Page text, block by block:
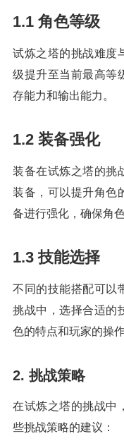
1.1 角色等级
试炼之塔的挑战难度
级提升至当前最高等
存能力和输出能力。
1.2 装备强化
装备在试炼之塔的挑
装备，可以提升角色
备进行强化，确保角
1.3 技能选择
不同的技能搭配可以
挑战中，选择合适的
色的特点和玩家的操
2. 挑战策略
在试炼之塔的挑战中
些挑战策略的建议：